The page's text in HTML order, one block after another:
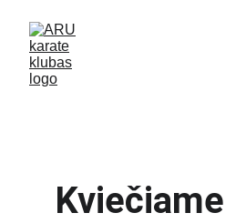
Kviečiame